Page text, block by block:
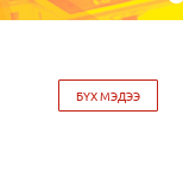
БҮХ МЭДЭЭ